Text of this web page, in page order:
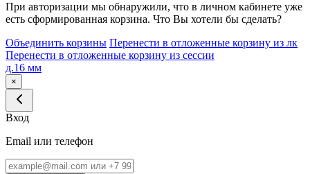
При авторизации мы обнаружили, что в личном кабинете уже
есть сформированная корзина. Что Вы хотели бы сделать?
Объединить корзины Перенести в отложенные корзину из лк
Перенести в отложенные корзину из сессии
д.16 мм
×
Вход
Email или телефон